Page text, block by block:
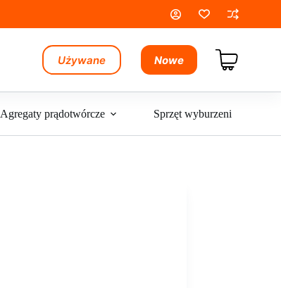
Używane Nowe Koszyk
Agregaty prądotwórcze Sprzęt wyburzeniowy